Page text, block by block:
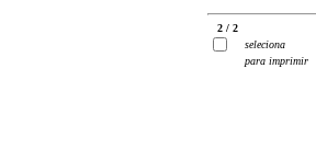
2 / 2
seleciona
para imprimir